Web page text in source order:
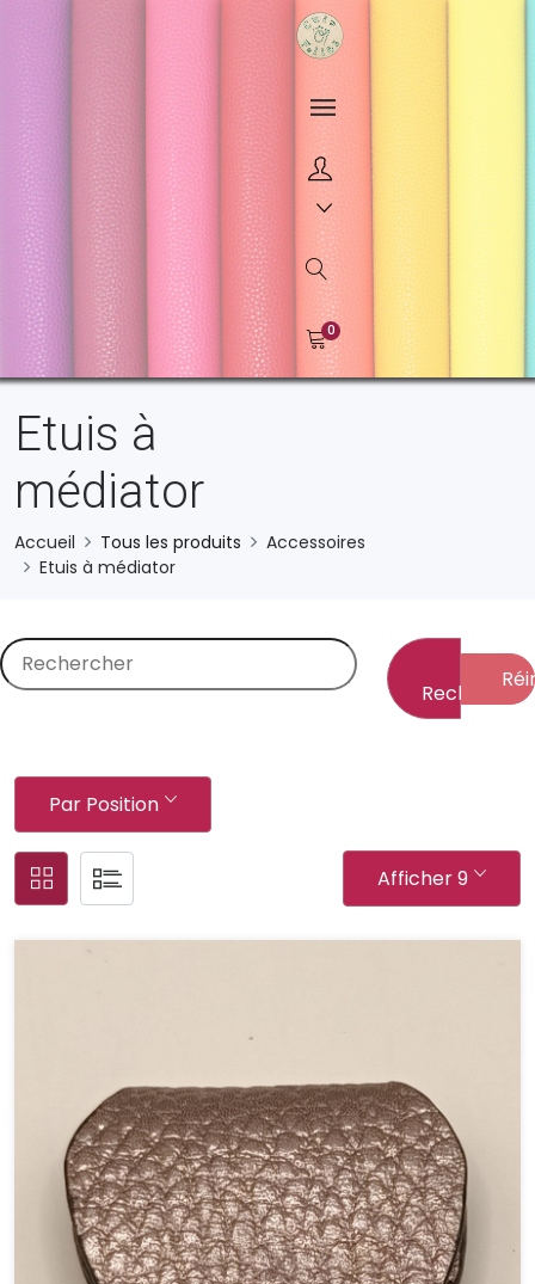
0
Etuis à
médiator
Accueil Tous les produits
Accessoires
Etuis à médiator
Rechercher
Par Position
Afficher 9